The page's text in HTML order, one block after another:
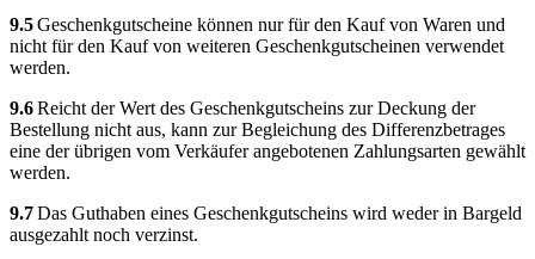
9.5Geschenkgutscheine können nur für den Kauf von Waren und
nicht für den Kauf von weiteren Geschenkgutscheinen verwendet
werden.
9.6Reicht der Wert des Geschenkgutscheins zur Deckung der
Bestellung nicht aus, kann zur Begleichung des Differenzbetrages
eine der übrigen vom Verkäufer angebotenen Zahlungsarten gewählt
werden.
9.7Das Guthaben eines Geschenkgutscheins wird weder in Bargeld
ausgezahlt noch verzinst.